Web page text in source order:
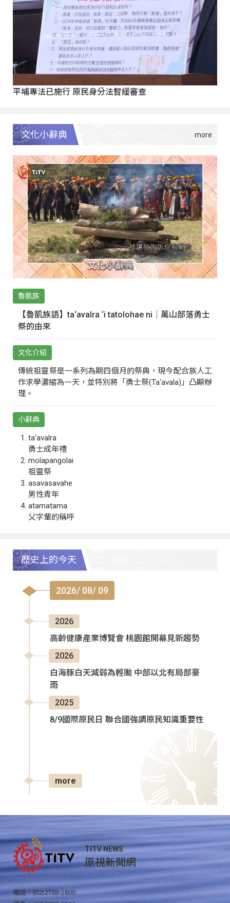
平埔專法已施行 原民身分法暫緩審查
文化小辭典
魯凱族
【魯凱族語】ta‘avalra ‘i tatolohae ni｜萬山部落勇士
祭的由來
文化介紹
傳統祖靈祭是一系列為期四個月的祭典，現今配合族人工
作求學濃縮為一天，並特別將「勇士祭(Ta‘avala)」凸顯辦
理。
小辭典
ta‘avalra
勇士成年禮
molapangolai
祖靈祭
asavasavahe
男性青年
atamatama
父字輩的稱呼
歷史上的今天
2026/ 08/ 09
2026
高齡健康產業博覽會 桃園館開幕見新趨勢
2026
白海豚白天減弱為輕颱 中部以北有局部豪
雨
2025
8/9國際原民日 聯合國強調原民知識重要性
more
TITV NEWS
原視新聞網
電話：(02)2788-1600